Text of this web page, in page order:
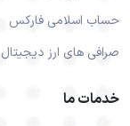
حساب اسلامی فارکس
صرافی های ارز دیجیتال
خدمات ما